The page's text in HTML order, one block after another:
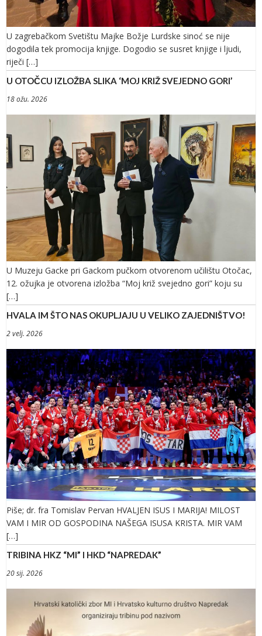
U zagrebačkom Svetištu Majke Božje Lurdske sinoć se nije
dogodila tek promocija knjige. Dogodio se susret knjige i ljudi,
riječi […]
U OTOČCU IZLOŽBA SLIKA ‘MOJ KRIŽ SVEJEDNO GORI’
18 ožu. 2026
U Muzeju Gacke pri Gackom pučkom otvorenom učilištu Otočac,
12. ožujka je otvorena izložba “Moj križ svejedno gori” koju su
[…]
HVALA IM ŠTO NAS OKUPLJAJU U VELIKO ZAJEDNIŠTVO!
2 velj. 2026
Piše; dr. fra Tomislav Pervan HVALJEN ISUS I MARIJA! MILOST
VAM I MIR OD GOSPODINA NAŠEGA ISUSA KRISTA. MIR VAM
[…]
TRIBINA HKZ “MI” I HKD “NAPREDAK”
20 sij. 2026